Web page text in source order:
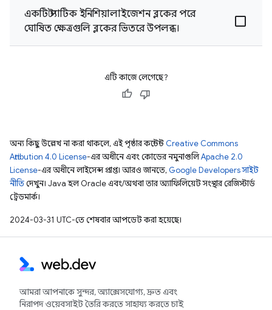
একটি স্ট্যাটিক ইনিশিয়ালাইজেশন ব্লকের পরে
ঘোষিত ক্ষেত্রগুলি ব্লকের ভিতরে উপলব্ধ।
এটি কাজে লেগেছে?
অন্য কিছু উল্লেখ না করা থাকলে, এই পৃষ্ঠার কন্টেন্ট Creative Commons
Attribution 4.0 License-এর অধীনে এবং কোডের নমুনাগুলিApache 2.0
License-এর অধীনে লাইসেন্স প্রাপ্ত। আরও জানতে, Google Developers সাইট
নীতিদেখুন। Java হল Oracle এবং/অথবা তার অ্যাফিলিয়েট সংস্থার রেজিস্টার্ড
ট্রেডমার্ক।
2024-03-31 UTC-তে শেষবার আপডেট করা হয়েছে।
আমরা আপনাকে সুন্দর, অ্যাক্সেসযোগ্য, দ্রুত এবং
নিরাপদ ওয়েবসাইট তৈরি করতে সাহায্য করতে চাই